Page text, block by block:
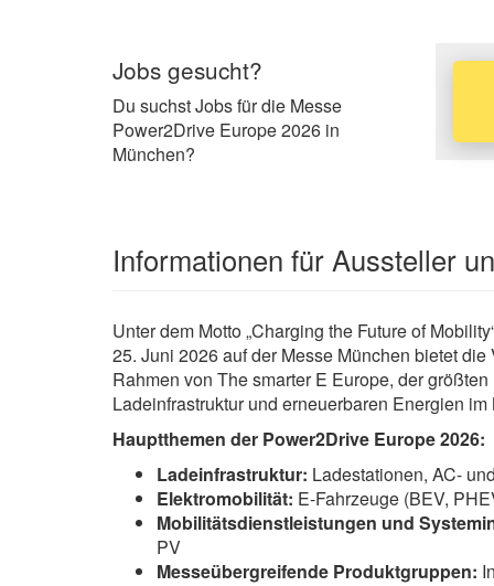
Jobs gesucht?
Du suchst Jobs für die Messe
Power2Drive Europe 2026 in
München?
Informationen für Aussteller
Unter dem Motto „Charging the Future of
25. Juni 2026 auf der Messe München bietet
Rahmen von The smarter E Europe, der
Ladeinfrastruktur und erneuerbaren Energien im
Hauptthemen der Power2Drive Europe 2026:
Ladeinfrastruktur: Ladestationen, AC-
Elektromobilität: E-Fahrzeuge (BEV,
Mobilitätsdienstleistungen und
PV
Messeübergreifende Produktgruppen: